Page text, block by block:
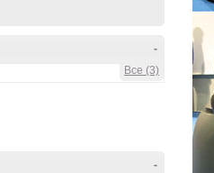
-
Все (3)
-